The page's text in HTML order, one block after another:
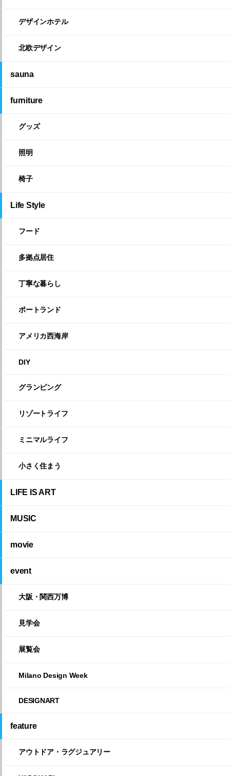
デザインホテル
北欧デザイン
sauna
furniture
グッズ
照明
椅子
Life Style
フード
多拠点居住
丁寧な暮らし
ポートランド
アメリカ西海岸
DIY
グランピング
リゾートライフ
ミニマルライフ
小さく住まう
LIFE IS ART
MUSIC
movie
event
大阪・関西万博
見学会
展覧会
Milano Design Week
DESIGNART
feature
アウトドア・ラグジュアリー